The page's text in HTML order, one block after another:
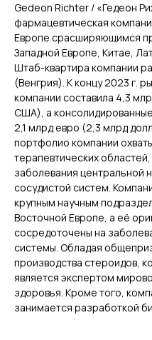
Gedeon Richter / «Гедеон
фармацевтическая
Европе срасширяющимся
Западной Европе, Китае,
Штаб-квартира компании
(Венгрия). К концу 2023 г.
компании составила 4,3
США), а
2,1 млрд евро (2,3 млрд
портфолио компании
терапевтических
заболевания центральной
сосудистой систем.
крупным научным
Восточной Европе, а её
сосредоточены на
системы. Обладая
производства стероидов,
является экспертом
здоровья. Кроме того,
занимается разработкой